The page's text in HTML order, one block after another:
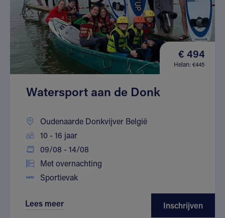
€ 494
Helan: €445
Watersport aan de Donk
Oudenaarde Donkvijver België
10 - 16 jaar
09/08 - 14/08
Met overnachting
Sportievak
Lees meer Inschrijven